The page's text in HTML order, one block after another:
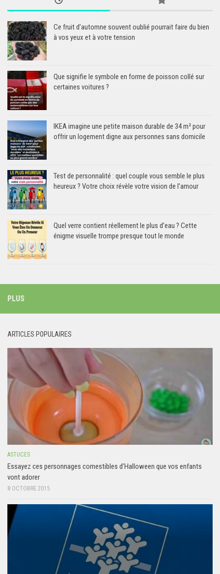
Ce fruit d’automne souvent oublié pourrait faire du bien
à vos yeux et à votre tension
Que signifie le symbole en forme de poisson collé sur
certaines voitures ?
IKEA imagine une petite maison durable de 34 m² pour
offrir un logement digne aux personnes sans domicile
Test de personnalité : quel couple vous semble le plus
heureux ? Votre choix révèle votre vision de l’amour
Quel verre contient réellement le plus d’eau ? Cette
énigme visuelle trompe presque tout le monde
PLUS
ARTICLES POPULAIRES
ASTUCES
Essayez ces personnages comestibles d’Halloween que vos enfants
vont adorer
8 OCTOBRE 2015